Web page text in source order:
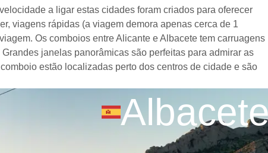
a ligar estas cidades foram criados para oferecer
viagens rápidas (a viagem demora apenas cerca de 1
Os comboios entre Alicante e Albacete tem carruagens
janelas panorâmicas são perfeitas para admirar as
estão localizadas perto dos centros de cidade e são